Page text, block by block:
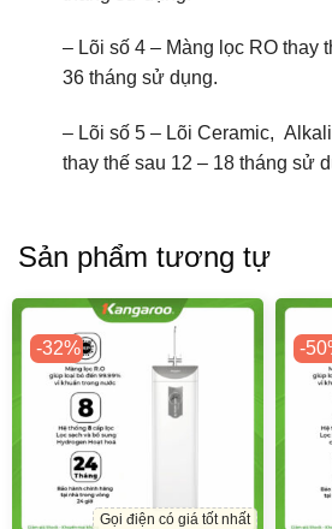
– Lõi số 4 – Màng lọc RO thay
36 tháng sử dụng.
– Lõi số 5 – Lõi Ceramic,
thay thế sau 12 – 18 tháng sử
Sản phẩm tương tự
-32%
Gọi điện có giá tốt nhất
-